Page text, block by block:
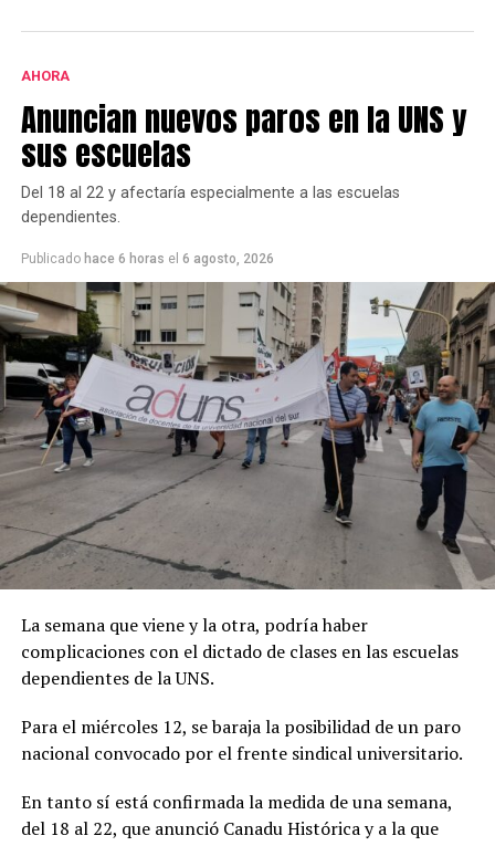
Joaquín Larraburu
Los vecinos pretenden que esa ordenanza habilitante,
consideran, la edificación va a provocar aún más
problemas de los que hay, en los servicios y en la
Colegio de Agrimensores lo advertía.
AHORA
Anuncian nuevos paros en la UNS y
sus escuelas
Del 18 al 22 y afectaría especialmente a las escuelas
dependientes.
Publicado hace 6 horas el 6 agosto, 2026
La semana que viene y la otra, podría haber
complicaciones con el dictado de clases en las escuelas
dependientes de la UNS.
Para el miércoles 12, se baraja la posibilidad de un paro
nacional convocado por el frente sindical universitario.
En tanto sí está confirmada la medida de una semana,
del 18 al 22, que anunció Canadu Histórica y a la que